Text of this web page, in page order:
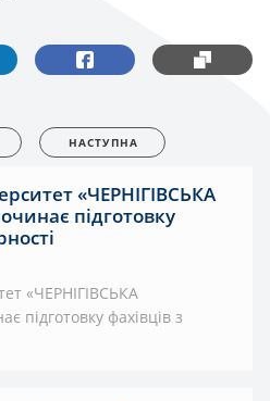
НАСТУПНА
«ЧЕРНІГІВСЬКА
підготовку
«ЧЕРНІГІВСЬКА
підготовку фахівців з